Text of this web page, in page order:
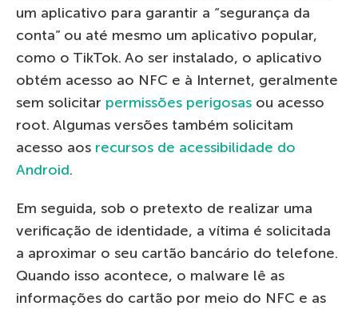
um aplicativo para garantir a “segurança da
conta” ou até mesmo um aplicativo popular,
como o TikTok. Ao ser instalado, o aplicativo
obtém acesso ao NFC e à Internet, geralmente
sem solicitar permissões perigosas ou acesso
root. Algumas versões também solicitam
acesso aos recursos de acessibilidade do
Android.
Em seguida, sob o pretexto de realizar uma
verificação de identidade, a vítima é solicitada
a aproximar o seu cartão bancário do telefone.
Quando isso acontece, o malware lê as
informações do cartão por meio do NFC e as